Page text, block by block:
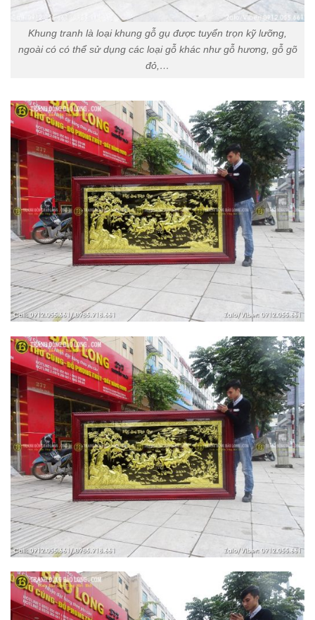
Khung tranh là loại khung gỗ gụ được tuyển trọn kỹ lưỡng,
ngoài có có thể sử dụng các loại gỗ khác như gỗ hương, gỗ gõ
đỏ,…